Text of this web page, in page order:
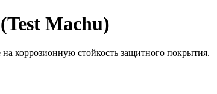
Machu)
коррозионную стойкость защитного покрытия.